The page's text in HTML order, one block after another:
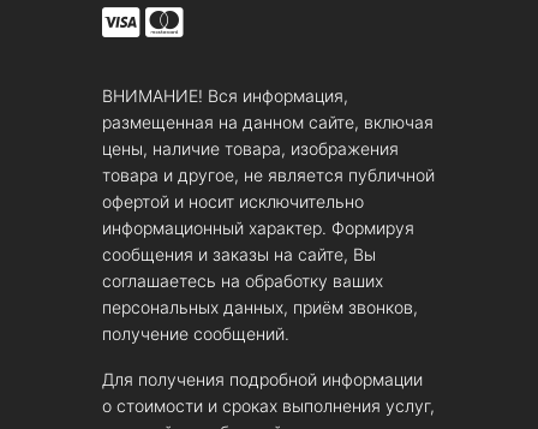
ВНИМАНИЕ! Вся информация,
размещенная на данном сайте, включая
цены, наличие товара, изображения
товара и другое, не является публичной
офертой и носит исключительно
информационный характер. Формируя
сообщения и заказы на сайте, Вы
соглашаетесь на обработку ваших
персональных данных, приём звонков,
получение сообщений.
Для получения подробной информации
о стоимости и сроках выполнения услуг,